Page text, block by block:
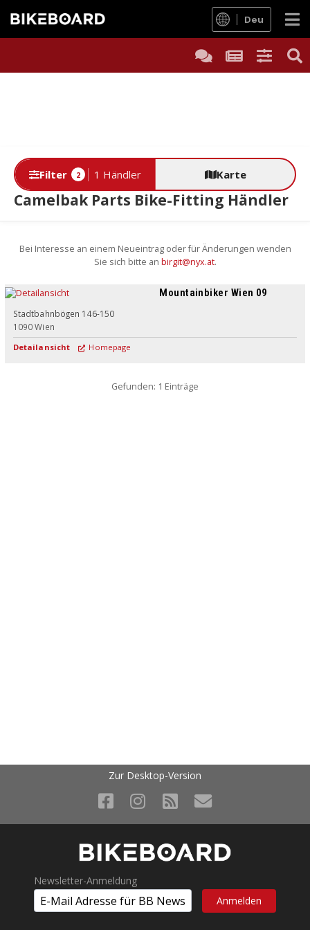
Deu
Filter 2 1 Händler Karte
Camelbak Parts Bike-Fitting Händler
Bei Interesse an einem Neueintrag oder für Änderungen wenden
Sie sich bitte an birgit@nyx.at.
Mountainbiker Wien 09
Stadtbahnbögen 146-150
1090 Wien
Detailansicht Homepage
Gefunden: 1 Einträge
Zur Desktop-Version
Newsletter-Anmeldung